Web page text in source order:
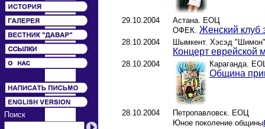
Поиск
29.10.2004
Астана. ЕОЦ
ОФЕК. Женский клуб
28.10.2004 Шымкент. Хэсэд "Шимон"
Концерт еврейской
28.10.2004 Караганда.
Община
28.10.2004
Петропавловск. ЕОЦ
Юное поколение общины